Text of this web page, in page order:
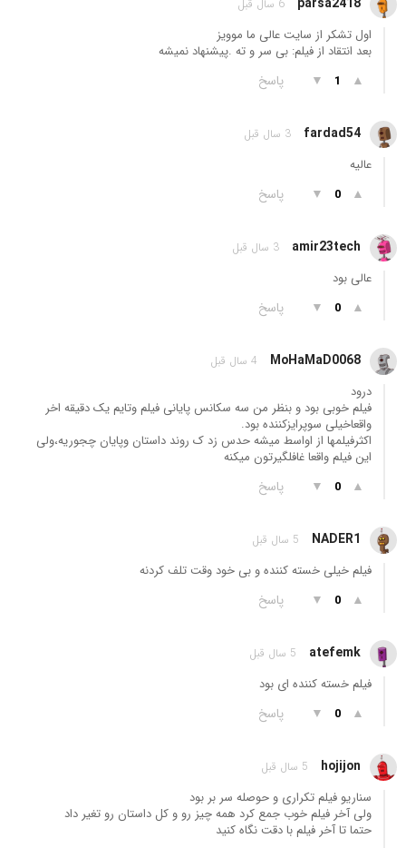
6 سال قبل
اول تشکر از سایت عالی ما موویز
بعد انتقاد از فیلم: بی سر و ته .پیشنهاد نمیشه
▲
1
▼ پاسخ
fardad54 3 سال قبل
عالیه
▲
0
▼ پاسخ
amir23tech 3 سال قبل
عالی بود
▲
0
▼ پاسخ
MoHaMaD0068 4 سال قبل
درود
فیلم خوبی بود و بنظر من سه سکانس پایانی فیلم وتایم یک دقیقه اخر
واقعاخیلی سوپرایزکننده بود.
اکثرفیلمها از اواسط میشه حدس زد ک روند داستان وپایان چجوریه،ولی
این فیلم واقعا غافلگیرتون میکنه
▲
0
▼ پاسخ
NADER1 5 سال قبل
فیلم خیلی خسته کننده و بی خود وقت تلف کردنه
▲
0
▼ پاسخ
atefemk 5 سال قبل
فیلم خسته کننده ای بود
▲
0
▼ پاسخ
hojijon 5 سال قبل
سناریو فیلم تکراری و حوصله سر بر بود
ولی آخر فیلم خوب جمع کرد همه چیز رو و کل داستان رو تغیر داد
حتما تا آخر فیلم با دقت نگاه کنید